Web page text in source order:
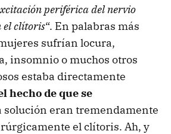
periférica del nervio
el clítoris“. En palabras más
sufrían locura,
insomnio o muchos otros
estaba directamente
hecho de que se
solución eran tremendamente
el clítoris. Ah, y